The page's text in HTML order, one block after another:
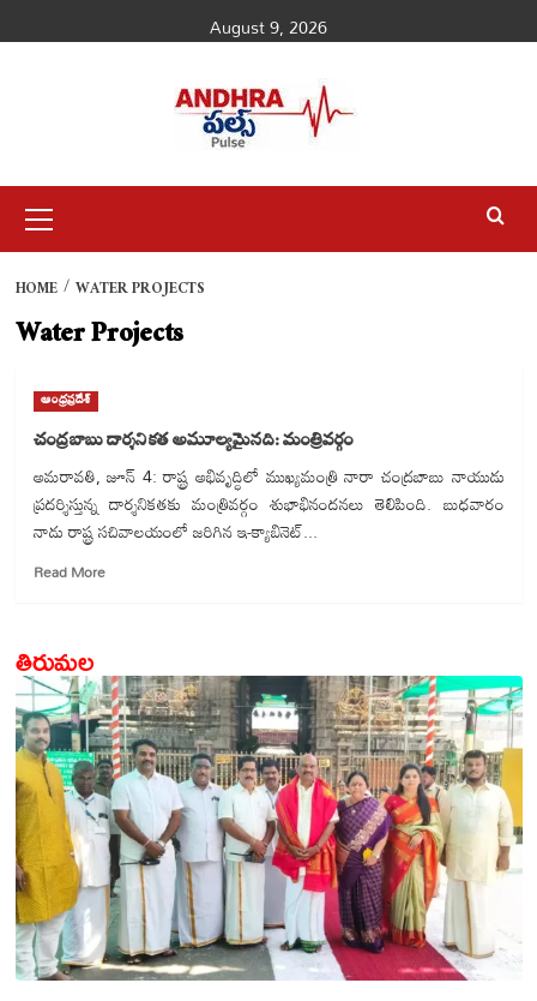
to
August 9, 2026
Menu
HOME WATER PROJECTS
Water Projects
ఆంధ్రప్రదేశ్
చంద్రబాబు దార్శనికత అమూల్యమైనది: మంత్రివర్గం
అమరావతి, జూన్ 4: రాష్ట్ర అభివృద్ధిలో ముఖ్యమంత్రి నారా చంద్రబాబు నాయుడు
ప్రదర్శిస్తున్న దార్శనికతకు మంత్రివర్గం శుభాభినందనలు తెలిపింది. బుధవారం
నాడు రాష్ట్ర సచివాలయంలో జరిగిన ఇ-క్యాబినెట్...
Read MoreRead
అమూల్యమైనది:
మంత్రివర్గం
తిరుమల